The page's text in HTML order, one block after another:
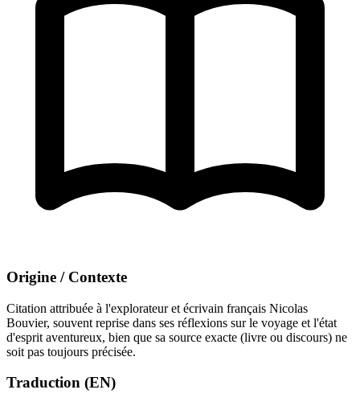
Origine / Contexte
Citation attribuée à l'explorateur et écrivain français Nicolas
Bouvier, souvent reprise dans ses réflexions sur le voyage et l'état
d'esprit aventureux, bien que sa source exacte (livre ou discours) ne
soit pas toujours précisée.
Traduction (EN)